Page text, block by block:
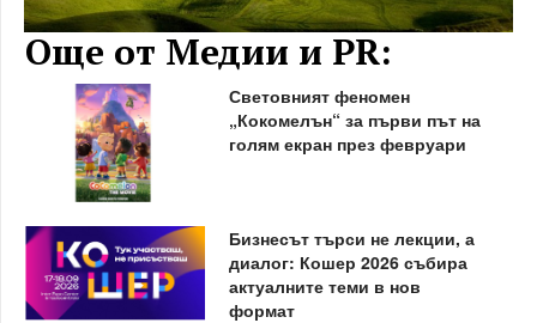
Още от Медии и PR:
Световният феномен
„Кокомелън“ за първи път на
голям екран през февруари
Бизнесът търси не лекции, а
диалог: Кошер 2026 събира
актуалните теми в нов
формат